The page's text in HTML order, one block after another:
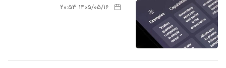
۱۴۰۵/۰۵/۱۶ ۲۰:۵۳